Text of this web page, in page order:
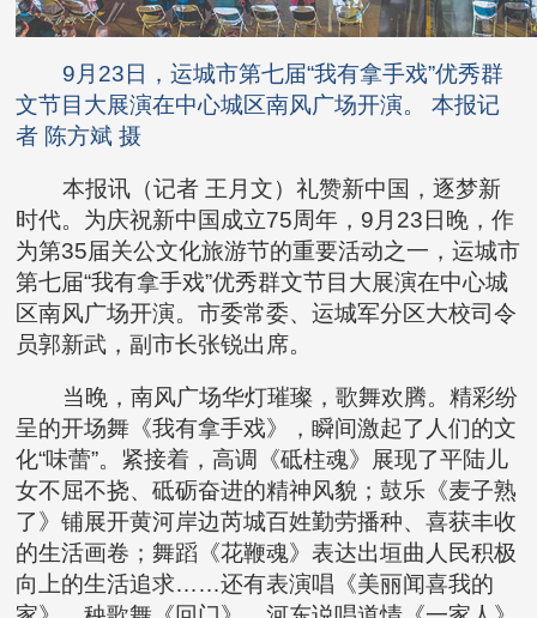
9月23日，运城市第七届“我有拿手戏”优秀群
文节目大展演在中心城区南风广场开演。 本报记
者 陈方斌 摄
本报讯（记者 王月文）礼赞新中国，逐梦新
时代。为庆祝新中国成立75周年，9月23日晚，作
为第35届关公文化旅游节的重要活动之一，运城市
第七届“我有拿手戏”优秀群文节目大展演在中心城
区南风广场开演。市委常委、运城军分区大校司令
员郭新武，副市长张锐出席。
当晚，南风广场华灯璀璨，歌舞欢腾。精彩纷
呈的开场舞《我有拿手戏》，瞬间激起了人们的文
化“味蕾”。紧接着，高调《砥柱魂》展现了平陆儿
女不屈不挠、砥砺奋进的精神风貌；鼓乐《麦子熟
了》铺展开黄河岸边芮城百姓勤劳播种、喜获丰收
的生活画卷；舞蹈《花鞭魂》表达出垣曲人民积极
向上的生活追求……还有表演唱《美丽闻喜我的